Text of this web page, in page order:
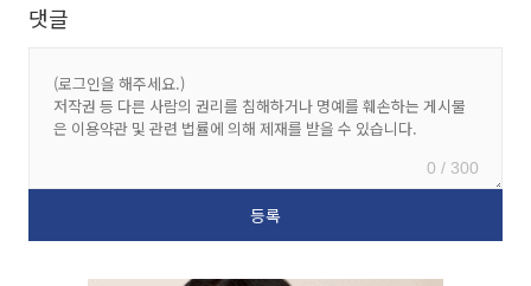
댓글
0 / 300